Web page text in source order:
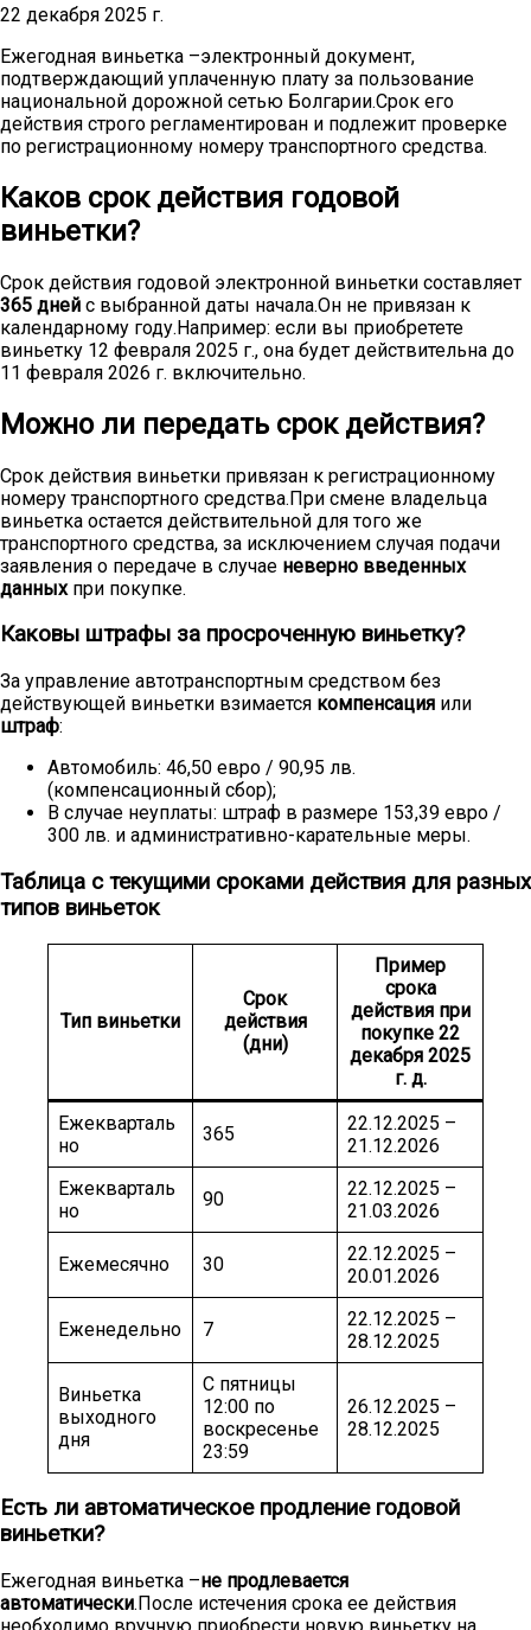
22 декабря 2025 г.
Ежегодная виньетка –электронный документ,
подтверждающий уплаченную плату за пользование
национальной дорожной сетью Болгарии.Срок его
действия строго регламентирован и подлежит проверке
по регистрационному номеру транспортного средства.
Каков срок действия годовой
виньетки?
Срок действия годовой электронной виньетки составляет
365 дней с выбранной даты начала.Он не привязан к
календарному году.Например: если вы приобретете
виньетку 12 февраля 2025 г., она будет действительна до
11 февраля 2026 г. включительно.
Можно ли передать срок действия?
Срок действия виньетки привязан к регистрационному
номеру транспортного средства.При смене владельца
виньетка остается действительной для того же
транспортного средства, за исключением случая подачи
заявления о передаче в случае неверно введенных
данныхпри покупке.
Каковы штрафы за просроченную виньетку?
За управление автотранспортным средством без
действующей виньетки взимается компенсация или
штраф:
Автомобиль: 46,50 евро / 90,95 лв.
(компенсационный сбор);
В случае неуплаты: штраф в размере 153,39 евро /
300 лв. и административно-карательные меры.
Таблица с текущими сроками действия для разных
типов виньеток
Тип виньетки
Срок
действия
(дни)
Пример
срока
действия при
покупке 22
декабря 2025
г. д.
Ежекварталь
но
365
22.12.2025 –
21.12.2026
Ежекварталь
но
90
22.12.2025 –
21.03.2026
Ежемесячно 30
22.12.2025 –
20.01.2026
Еженедельно 7
22.12.2025 –
28.12.2025
Виньетка
выходного
дня
С пятницы
12:00 по
воскресенье
23:59
26.12.2025 –
28.12.2025
Есть ли автоматическое продление годовой
виньетки?
Ежегодная виньетка –не продлевается
автоматически.После истечения срока ее действия